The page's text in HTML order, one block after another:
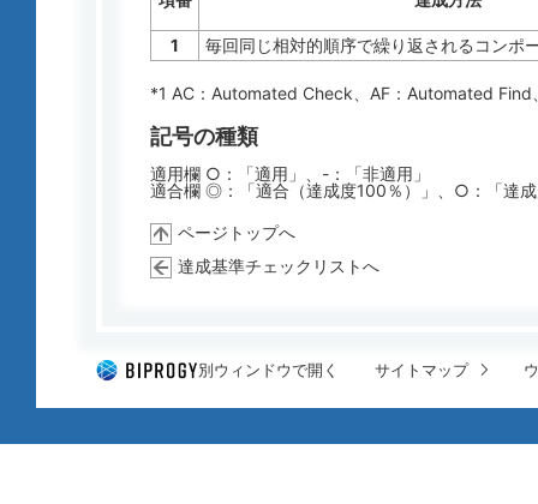
1 毎回同じ相対的順序で繰り返されるコンポ
*1 AC： Automated Check 、AF： Automated Find
記号の種類
適用欄 ○：「適用」、-：「非適用」
適合欄 ◎：「適合（達成度100％）」、○：「達
ページトップへ
達成基準チェックリストへ
別ウィンドウで開く サイトマップ